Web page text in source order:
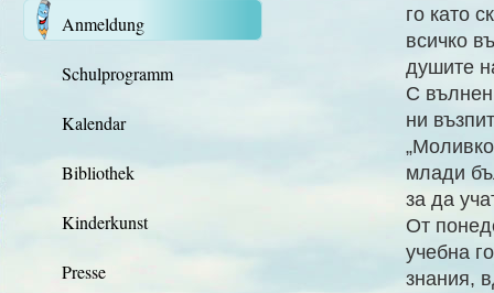
Anmeldung
Schulprogramm
Kalendar
Bibliothek
Kinderkunst
Presse
го като
всичко
душите
С
ни
млади
за да
От
учебна
знания,